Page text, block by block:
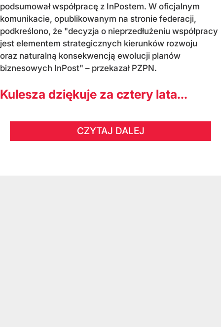
podsumował współpracę z InPostem. W oficjalnym
komunikacie, opublikowanym na stronie federacji,
podkreślono, że "decyzja o nieprzedłużeniu współpracy
jest elementem strategicznych kierunków rozwoju
oraz naturalną konsekwencją ewolucji planów
biznesowych InPost" – przekazał PZPN.
Kulesza dziękuje za cztery lata...
CZYTAJ DALEJ